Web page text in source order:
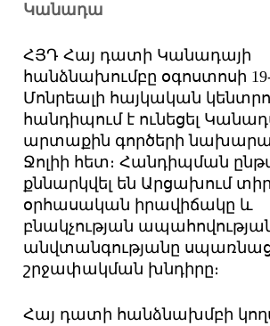
Կանադա
ՀՅԴ Հայ դատի Կանադայի
հանձնախումբը օգոստոսի
Մոնրեալի հայկական
հանդիպում է ունեցել
արտաքին գործերի
Ջոլիի հետ։ Հանդիպման
քննարկվել են Արցախում
օրհասական իրավիճակը և
բնակչության
անվտանգությանը
շրջափակման խնդիրը։
Հայ դատի հանձնախմբի